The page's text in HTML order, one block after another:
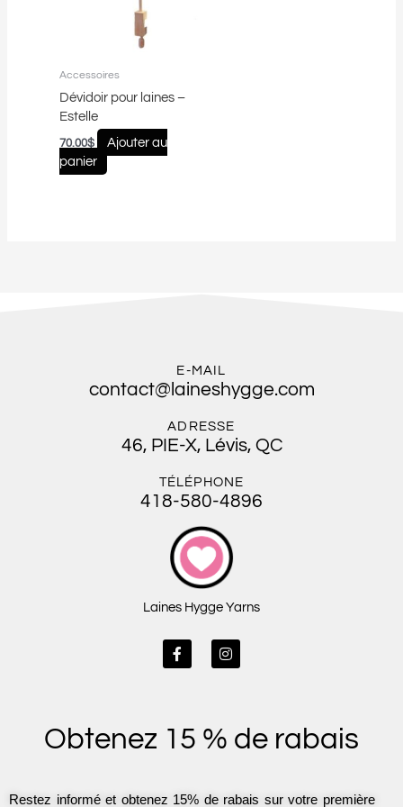
Accessoires
Dévidoir pour laines –
Estelle
70.00$
Ajouter au
panier
E-MAIL
contact@laineshygge.com
ADRESSE
46, PIE-X, Lévis, QC
TÉLÉPHONE
418-580-4896
Laines Hygge Yarns
F
a
o
k
I
n
r
a
Obtenez 15 % de rabais
Restez informé et obtenez 15% de rabais sur votre première